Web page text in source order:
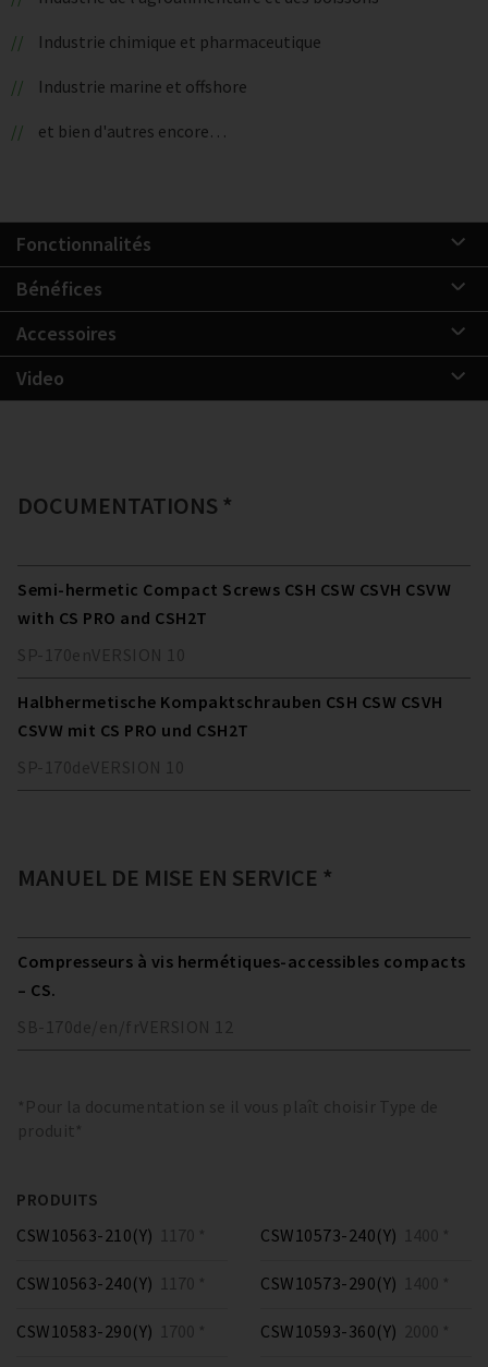
Industrie chimique et pharmaceutique
Industrie marine et offshore
et bien d'autres encore…
Fonctionnalités
Bénéfices
Accessoires
Video
DOCUMENTATIONS *
Semi-hermetic Compact Screws CSH CSW CSVH CSVW
with CS PRO and CSH2T
SP-170enVERSION 10
Halbhermetische Kompaktschrauben CSH CSW CSVH
CSVW mit CS PRO und CSH2T
SP-170deVERSION 10
MANUEL DE MISE EN SERVICE *
Compresseurs à vis hermétiques-accessibles compacts
– CS.
SB-170de/en/fr VERSION 12
*Pour la documentation se il vous plaît choisir Type de
produit*
PRODUITS
CSW10563-210(Y) 1170 *
CSW10563-240(Y) 1170 *
CSW10573-240(Y) 1400 *
CSW10573-290(Y) 1400 *
CSW10583-290(Y) 1700 * CSW10593-360(Y) 2000 *